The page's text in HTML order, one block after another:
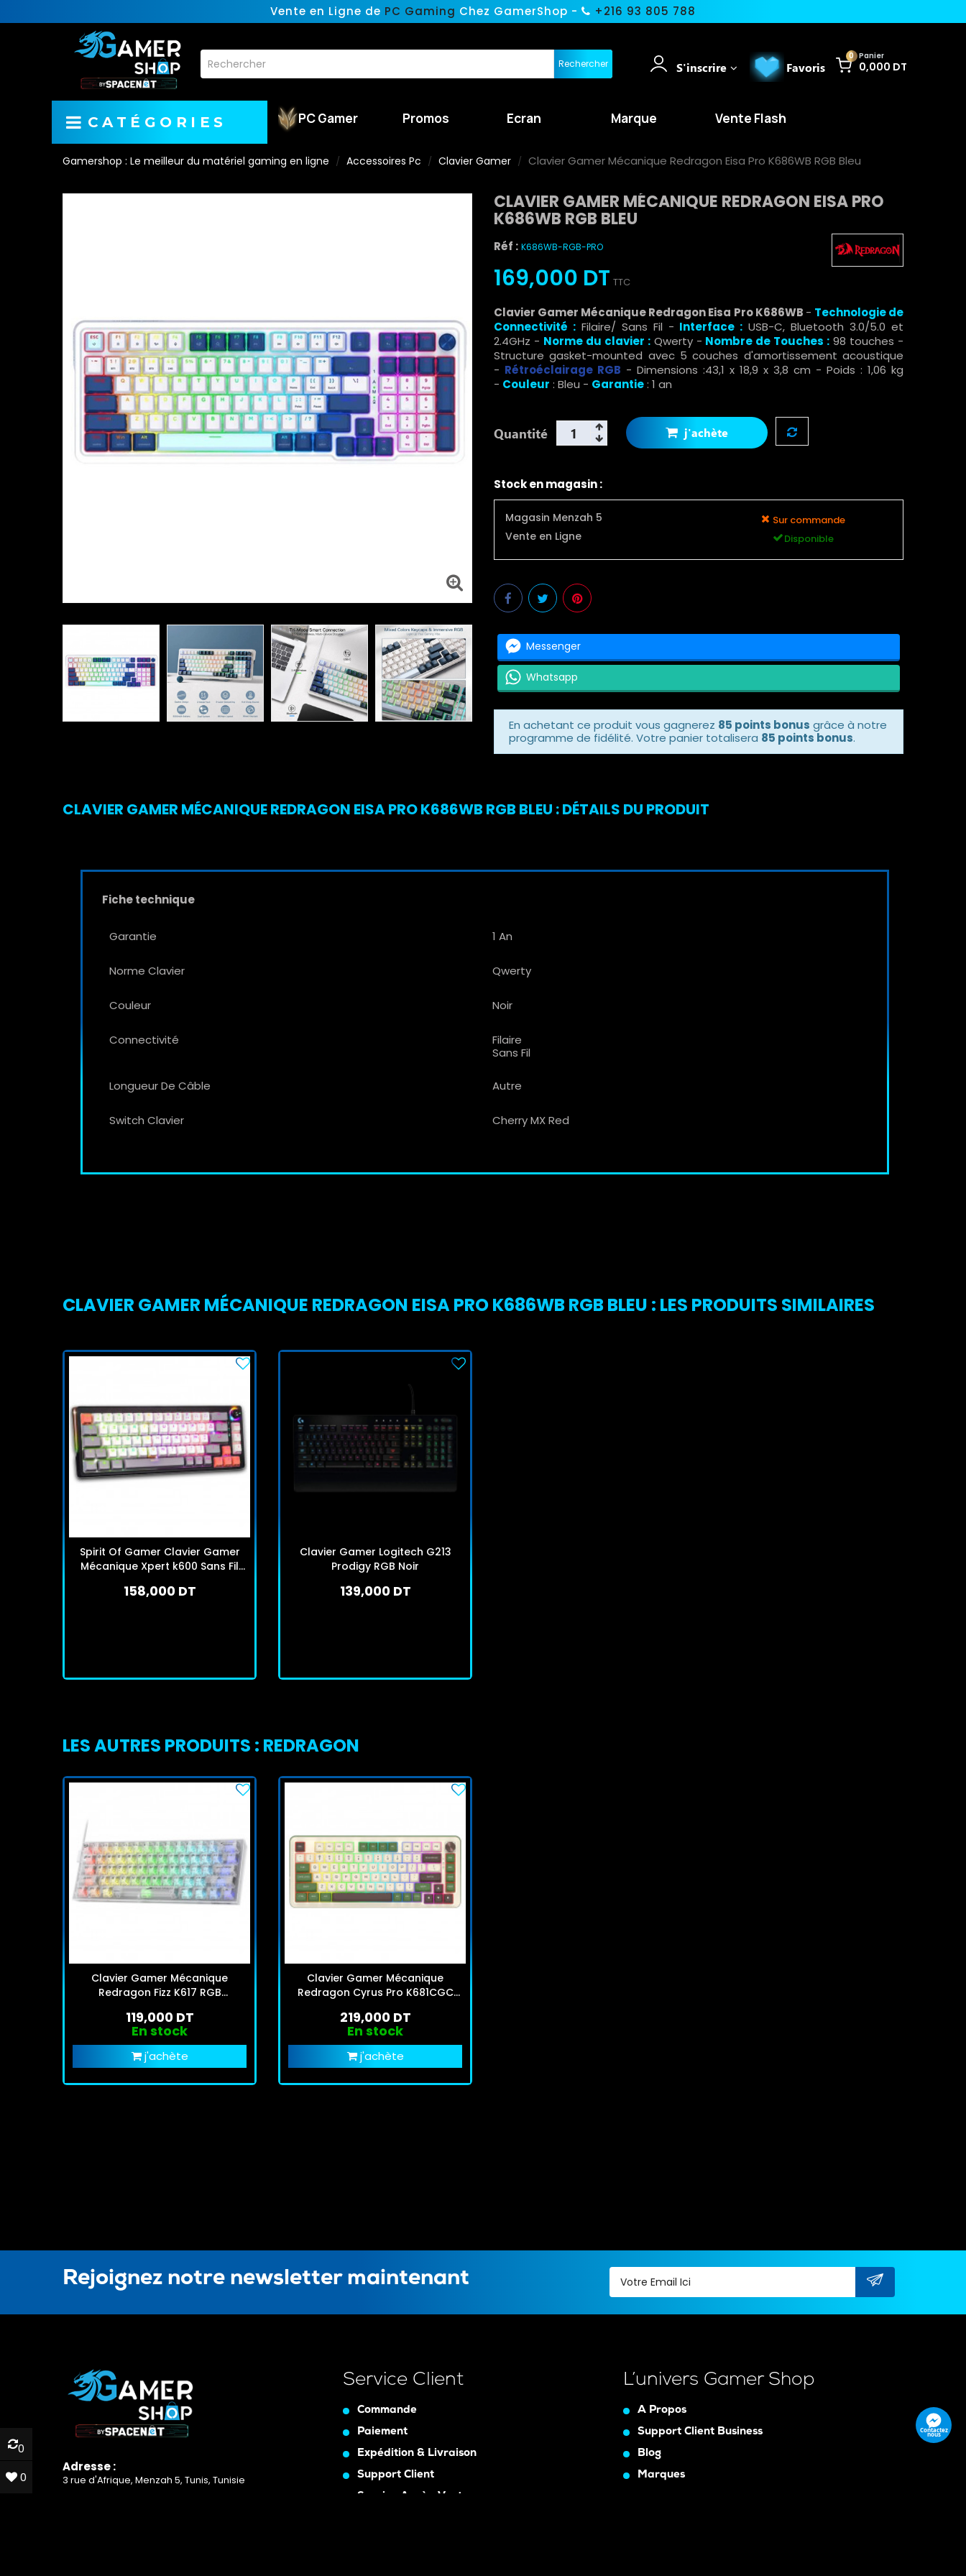
Vente en Ligne de PC Gaming Chez GamerShop - +216 93 805 788
Rechercher
0 Panier
0,000 DT
Favoris
S'inscrire
CATÉGORIES PC Gamer Promos Ecran Marque Vente Flash
Gamershop : Le meilleur du matériel gaming en ligne Accessoires Pc Clavier Gamer Clavier Gamer Mécanique Redragon Eisa Pro K686WB RGB Bleu
CLAVIER GAMER MÉCANIQUE REDRAGON EISA PRO
K686WB RGB BLEU
Réf : K686WB-RGB-PRO
169,000 DT TTC
Clavier Gamer Mécanique Redragon Eisa Pro K686WB - Technologie de
Connectivité :Filaire/ Sans Fil - Interface : USB-C, Bluetooth 3.0/5.0 et
2.4GHz - Norme du clavier :Qwerty - Nombre de Touches : 98 touches -
Structure gasket-mounted avec 5 couches d'amortissement acoustique
- Rétroéclairage RGB - Dimensions :43,1 x 18,9 x 3,8 cm - Poids : 1,06 kg
- Couleur : Bleu - Garantie: 1 an
Quantité j'achète
Stock en magasin :
Magasin Menzah 5 Sur commande
Vente en Ligne Disponible
Messenger
Whatsapp
En achetant ce produit vous gagnerez 85 points bonus grâce à notre
programme de fidélité. Votre panier totalisera 85 points bonus.
CLAVIER GAMER MÉCANIQUE REDRAGON EISA PRO K686WB RGB BLEU : DÉTAILS DU PRODUIT
Fiche technique
Garantie 1 An
Norme Clavier Qwerty
Couleur Noir
Connectivité
Filaire
Sans Fil
Longueur De Câble Autre
Switch Clavier Cherry MX Red
CLAVIER GAMER MÉCANIQUE REDRAGON EISA PRO K686WB RGB BLEU : LES PRODUITS SIMILAIRES
Spirit Of Gamer Clavier Gamer
Mécanique Xpert k600 Sans Fil
158,000 DT
Clavier Gamer Logitech G213
Prodigy RGB Noir
139,000 DT
LES AUTRES PRODUITS : REDRAGON
Clavier Gamer Mécanique
Redragon Fizz K617 RGB
119,000 DT
En stock
j'achète
Clavier Gamer Mécanique
Redragon Cyrus Pro K681CGC
219,000 DT
En stock
j'achète
Rejoignez notre newsletter maintenant
Adresse :
3 rue d'Afrique, Menzah 5, Tunis, Tunisie
Service Client
Commande
Paiement
Expédition & Livraison
Support Client
Service Après-Vente
L’univers Gamer Shop
A Propos
Support Client Business
Blog
Marques
Contactez
nous
0
0
0
0